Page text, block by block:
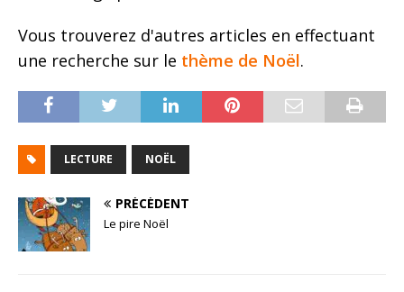
Vous trouverez d'autres articles en effectuant
une recherche sur le thème de Noël.
LECTURE NOËL
PRÉCÉDENT
Le pire Noël